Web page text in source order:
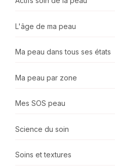
L'âge de ma peau
Ma peau dans tous ses états
Ma peau par zone
Mes SOS peau
Science du soin
Soins et textures